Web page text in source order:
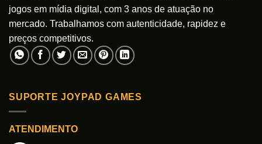
jogos em mídia digital, com 3 anos de atuação no
mercado. Trabalhamos com autenticidade, rapidez e
preços competitivos.
SUPORTE JOYPAD GAMES
ATENDIMENTO